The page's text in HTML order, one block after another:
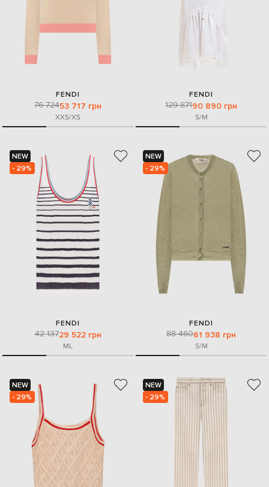
FENDI
76 72453 717 грн
XXS/XS
FENDI
129 87190 890 грн
S/M
NEW
- 29%
FENDI
42 13729 522 грн
ML
NEW
- 29%
FENDI
88 46061 938 грн
S/M
NEW
- 29%
NEW
- 29%